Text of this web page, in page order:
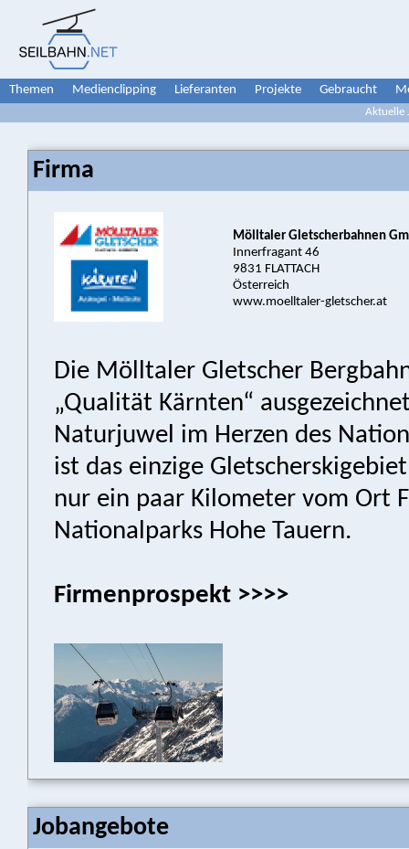
Themen Medienclipping Lieferanten Projekte Gebraucht
Aktuelle
Firma
Mölltaler Gletscherbahnen
Innerfragant 46
9831 FLATTACH
Österreich
www.moelltaler-gletscher.at
Die Mölltaler Gletscher
„Qualität Kärnten“
Naturjuwel im Herzen des
ist das einzige
nur ein paar Kilometer vom Ort
Nationalparks Hohe Tauern.
Firmenprospekt >>>>
Jobangebote